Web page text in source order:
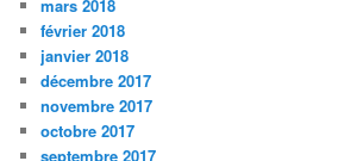
mars 2018
février 2018
janvier 2018
décembre 2017
novembre 2017
octobre 2017
septembre 2017